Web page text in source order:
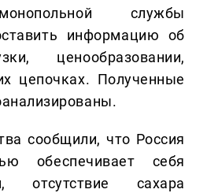
службы
информацию об
ценообразовании,
цепочках. Полученные
сообщили, что Россия
обеспечивает себя
отсутствие сахара